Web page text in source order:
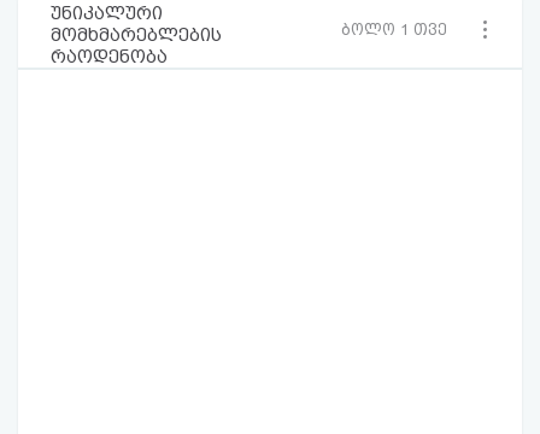
უნიკალური
მომხმარებლების
რაოდენობა
ბოლო 1 თვე